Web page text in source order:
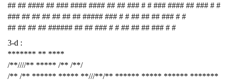
## ## #### ## ### #### #### ## ## ### # # ### #### ## ### # #
### ## ## ## ## ## ## ##### ### # # ## ## ## ### # #
## ## ## ## ###### ## ## ### # # ## ## ## ### # #
3-d :
******* ** ****
/**////** ***** /** /**/
/** /** ****** ***** **///**/** ****** ***** ****** *******